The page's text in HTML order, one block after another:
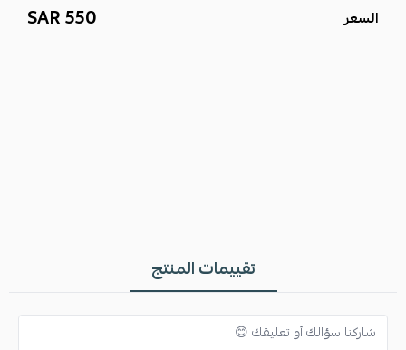
السعر 550 SAR
تقييمات المنتج